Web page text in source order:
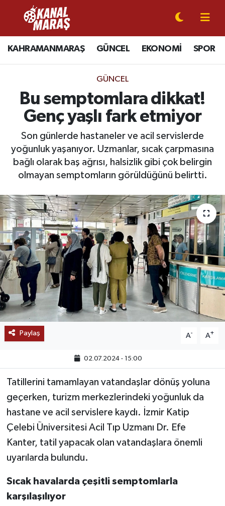
KAHRAMANMARAŞ GÜNCEL EKONOMİ SPOR
GÜNCEL
Bu semptomlara dikkat!
Genç yaşlı fark etmiyor
Son günlerde hastaneler ve acil servislerde
yoğunluk yaşanıyor. Uzmanlar, sıcak çarpmasına
bağlı olarak baş ağrısı, halsizlik gibi çok belirgin
olmayan semptomların görüldüğünü belirtti.
Paylaş A- A+
02.07.2024 - 15:00
Tatillerini tamamlayan vatandaşlar dönüş yoluna
geçerken, turizm merkezlerindeki yoğunluk da
hastane ve acil servislere kaydı. İzmir Katip
Çelebi Üniversitesi Acil Tıp Uzmanı Dr. Efe
Kanter, tatil yapacak olan vatandaşlara önemli
uyarılarda bulundu.
Sıcak havalarda çeşitli semptomlarla
karşılaşılıyor
CANLI YAYIN
KAHRAMANMARAŞ
SPOR
SİYASET
EKONOMİ
MAGAZİN
SAĞLIK
EĞİTİM
BÖLGE
KEŞFET
TREND
MEDYA
OTOMOTİV
YAŞAM
Kahramanmaraş Nöbetçi Eczaneler
Kahramanmaraş Hava Durumu
Kahramanmaraş Trafik Yoğunluk Haritası
Süper Lig Puan Durumu ve Fikstür
Tüm Manşetler
Haber Arşivi